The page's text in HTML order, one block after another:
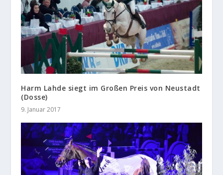
Harm Lahde siegt im Großen Preis von Neustadt
(Dosse)
9. Januar 2017